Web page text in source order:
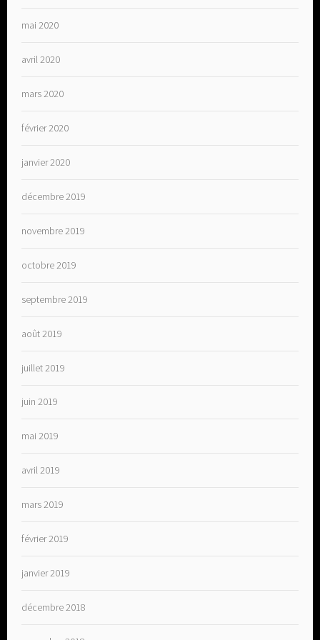
mai 2020
avril 2020
mars 2020
février 2020
janvier 2020
décembre 2019
novembre 2019
octobre 2019
septembre 2019
août 2019
juillet 2019
juin 2019
mai 2019
avril 2019
mars 2019
février 2019
janvier 2019
décembre 2018